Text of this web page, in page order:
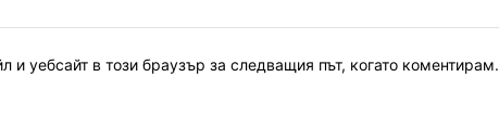
и уебсайт в този браузър за следващия път, когато коментирам.